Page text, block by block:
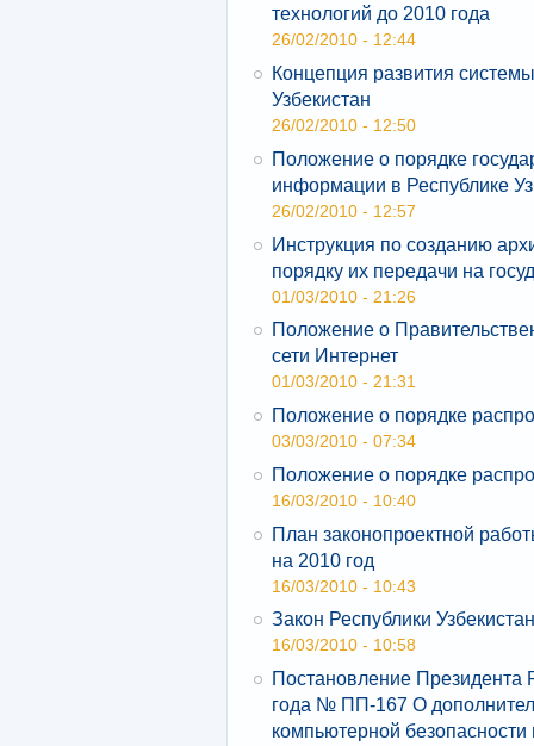
технологий до 2010 года
26/02/2010 - 12:44
Концепция развития
Узбекистан
26/02/2010 - 12:50
Положение о порядке
информации в Республике
26/02/2010 - 12:57
Инструкция по созданию
порядку их передачи на
01/03/2010 - 21:26
Положение о
сети Интернет
01/03/2010 - 21:31
Положение о порядке
03/03/2010 - 07:34
Положение о порядке
16/03/2010 - 10:40
План законопроектной
на 2010 год
16/03/2010 - 10:43
Закон Республики
16/03/2010 - 10:58
Постановление Президента
года № ПП-167 О
компьютерной